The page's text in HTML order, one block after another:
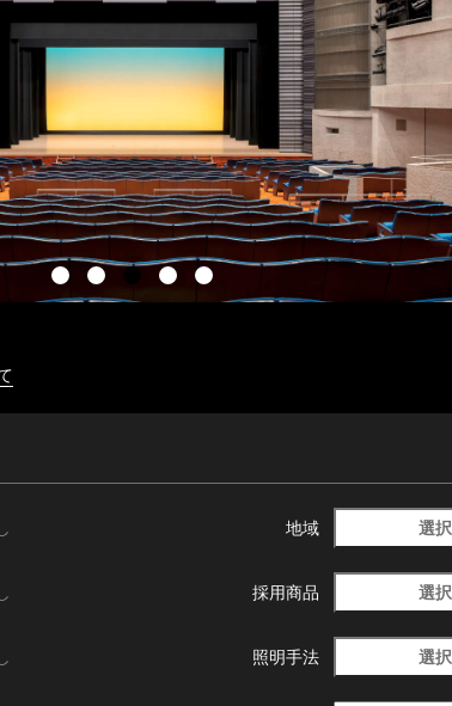
地域 選択
採用商品 選択
照明手法 選択